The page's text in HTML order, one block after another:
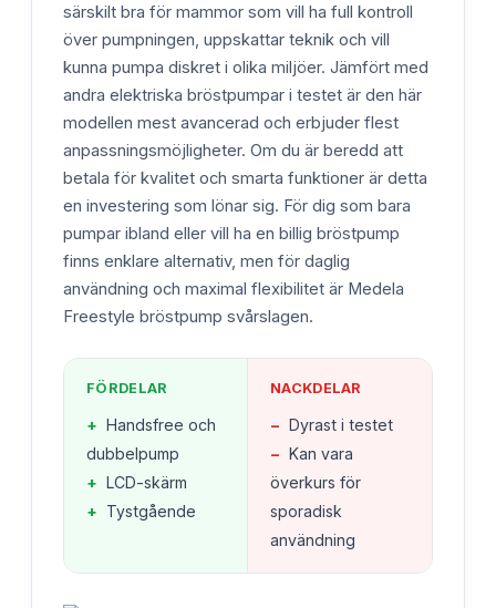
särskilt bra för mammor som vill ha full kontroll
över pumpningen, uppskattar teknik och vill
kunna pumpa diskret i olika miljöer. Jämfört med
andra elektriska bröstpumpar i testet är den här
modellen mest avancerad och erbjuder flest
anpassningsmöjligheter. Om du är beredd att
betala för kvalitet och smarta funktioner är detta
en investering som lönar sig. För dig som bara
pumpar ibland eller vill ha en billig bröstpump
finns enklare alternativ, men för daglig
användning och maximal flexibilitet är Medela
Freestyle bröstpump svårslagen.
FÖRDELAR
+ Handsfree och
dubbelpump
+ LCD-skärm
+ Tystgående
NACKDELAR
− Dyrast i testet
− Kan vara
överkurs för
sporadisk
användning